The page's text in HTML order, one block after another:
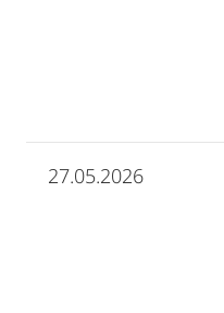
27.05.2026